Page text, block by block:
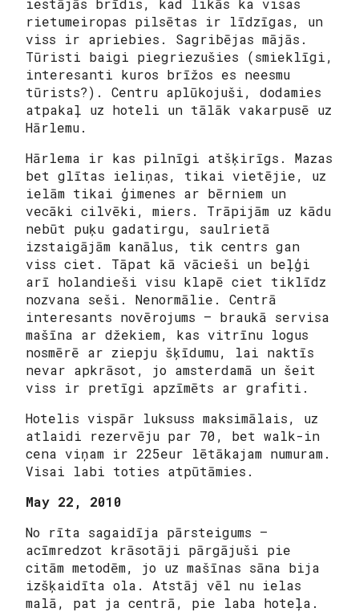
iestājās brīdis, kad likās ka visas
rietumeiropas pilsētas ir līdzīgas, un
viss ir apriebies. Sagribējas mājās.
Tūristi baigi piegriezušies (smieklīgi,
interesanti kuros brīžos es neesmu
tūrists?). Centru aplūkojuši, dodamies
atpakaļ uz hoteli un tālāk vakarpusē uz
Hārlemu.
Hārlema ir kas pilnīgi atšķirīgs. Mazas
bet glītas ieliņas, tikai vietējie, uz
ielām tikai ģimenes ar bērniem un
vecāki cilvēki, miers. Trāpijām uz kādu
nebūt puķu gadatirgu, saulrietā
izstaigājām kanālus, tik centrs gan
viss ciet. Tāpat kā vācieši un beļģi
arī holandieši visu klapē ciet tiklīdz
nozvana seši. Nenormālie. Centrā
interesants novērojums – braukā servisa
mašīna ar džekiem, kas vitrīnu logus
nosmērē ar ziepju šķīdumu, lai naktīs
nevar apkrāsot, jo amsterdamā un šeit
viss ir pretīgi apzīmēts ar grafiti.
Hotelis vispār luksuss maksimālais, uz
atlaidi rezervēju par 70, bet walk-in
cena viņam ir 225eur lētākajam numuram.
Visai labi toties atpūtāmies.
May 22, 2010
No rīta sagaidīja pārsteigums –
acīmredzot krāsotāji pārgājuši pie
citām metodēm, jo uz mašīnas sāna bija
izšķaidīta ola. Atstāj vēl nu ielas
malā, pat ja centrā, pie laba hoteļa.